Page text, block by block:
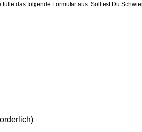
das folgende Formular aus. Solltest Du